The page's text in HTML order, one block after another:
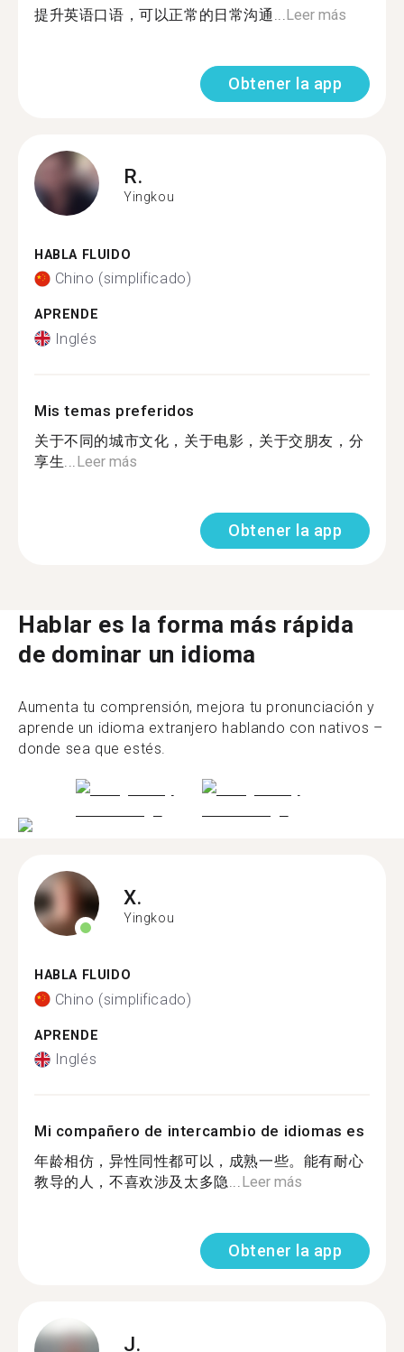
提升英语口语，可以正常的日常沟通... Leer más
Obtener la app
R.
Yingkou
HABLA FLUIDO
Chino (simplificado)
APRENDE
Inglés
Mis temas preferidos
关于不同的城市文化，关于电影，关于交朋友，分
享生... Leer más
Obtener la app
Hablar es la forma más rápida
de dominar un idioma
Aumenta tu comprensión, mejora tu pronunciación y
aprende un idioma extranjero hablando con nativos –
donde sea que estés.
X.
Yingkou
HABLA FLUIDO
Chino (simplificado)
APRENDE
Inglés
Mi compañero de intercambio de idiomas es
年龄相仿，异性同性都可以，成熟一些。能有耐心
教导的人，不喜欢涉及太多隐...Leer más
Obtener la app
J.